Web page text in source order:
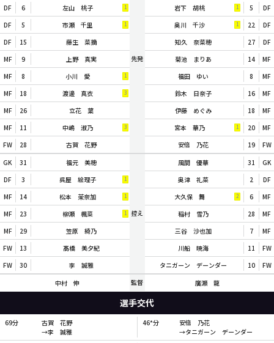
先発
DF
6 1
左山 桃子 1
岩下 胡桃 5
DF
DF
5 1
市瀬 千里 1
奥川 千沙 22
DF
DF
15 藤生 菜摘 知久 奈菜穂 27
DF
MF
9 上野 真実 菊池 まりあ 14
MF
MF
8 1
小川 愛 福田 ゆい 8
MF
MF
18 3
渡邊 真衣 鈴木 日奈子 16
MF
MF
26 立花 葉 伊藤 めぐみ 18
MF
MF
11 3
中嶋 淑乃 1
宮本 華乃 20
MF
FW
28 古賀 花野 安倍 乃花 19 FW
控え
GK 31 福元 美穂 風間 優華 31
GK
DF
3 1
呉屋 絵理子 奥津 礼菜 2
DF
MF
14 1
松本 茉奈加 2
大久保 舞 6
MF
MF
23 1
柳瀬 楓菜 稲村 雪乃 28
MF
MF
29 笠原 綺乃 三谷 沙也加 7
MF
FW
13 髙橋 美夕紀 川船 暁海 11
FW
FW
30 李 誠雅 タニガーン デーンダー 10
FW
監督
中村 伸 廣瀬 龍
選手交代
69分
古賀 花野
→李 誠雅
46*分
安倍 乃花
→タニガーン デーンダー